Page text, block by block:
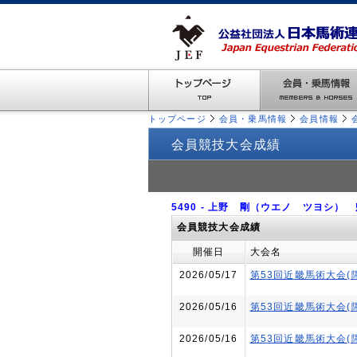
トップページ 会員・乗馬情報 会員情報
会員競技大会成績
5490 - 上野 剛（ウエノ ツヨシ）
会員競技大会成績
開催日 大会名
2026/05/17 第53回近畿馬術大会(
2026/05/16 第53回近畿馬術大会(
2026/05/16 第53回近畿馬術大会(